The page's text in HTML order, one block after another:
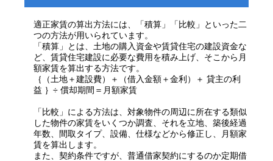
適正家賃の算出方法には、「積算」「比較」といった二
つの方法が用いられています。
「積算」とは、土地の購入資金や賃貸住宅の建設資金な
ど、賃貸住宅建設に必要な費用を積み上げ、そこから月
額家賃を算出する方法です。
｛（土地＋建設費）＋（借入金額＋金利）＋ 貸主の利
益 ｝÷ 償却期間＝月額家賃
「比較」による方法は、対象物件の周辺に所在する類似
した物件の家賃をいくつか調査、それを立地、築後経過
年数、間取タイプ、設備、仕様などから修正し、月額家
賃を算出します。
また、契約条件ですが、普通借家契約にするのか定期借